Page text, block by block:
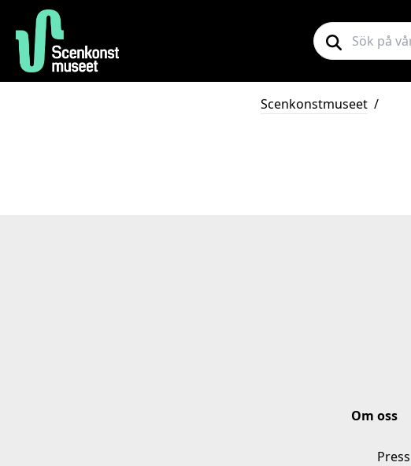
Scenkonstmuseet /
Om oss
Press